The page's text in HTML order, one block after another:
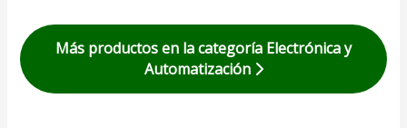
Más productos en la categoría Electrónica y
Automatización